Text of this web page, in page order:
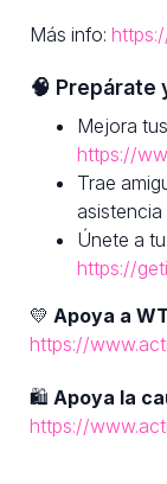
Más info:
🧠 Prepárate
Mejora
https://
Trae
asistencia
Únete a
https://
💛 Apoya a
https://
🛍 Apoya la
https://